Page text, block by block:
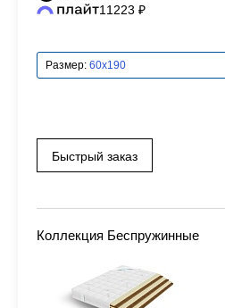
11223 ₽
Размер: 60x190
Быстрый заказ
Коллекция Беспружинные